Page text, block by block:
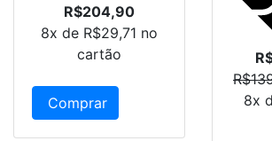
R$204,90
8x de R$29,71 no
cartão
Comprar
8x